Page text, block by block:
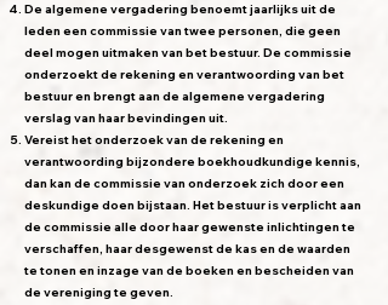
De algemene vergadering benoemt jaarlijks uit de
leden een commissie van twee personen, die geen
deel mogen uitmaken van bet bestuur. De commissie
onderzoekt de rekening en verantwoording van bet
bestuur en brengt aan de algemene vergadering
verslag van haar bevindingen uit.
Vereist het onderzoek van de rekening en
verantwoording bijzondere boekhoudkundige kennis,
dan kan de commissie van onderzoek zich door een
deskundige doen bijstaan. Het bestuur is verplicht aan
de commissie alle door haar gewenste inlichtingen te
verschaffen, haar desgewenst de kas en de waarden
te tonen en inzage van de boeken en bescheiden van
de vereniging te geven.